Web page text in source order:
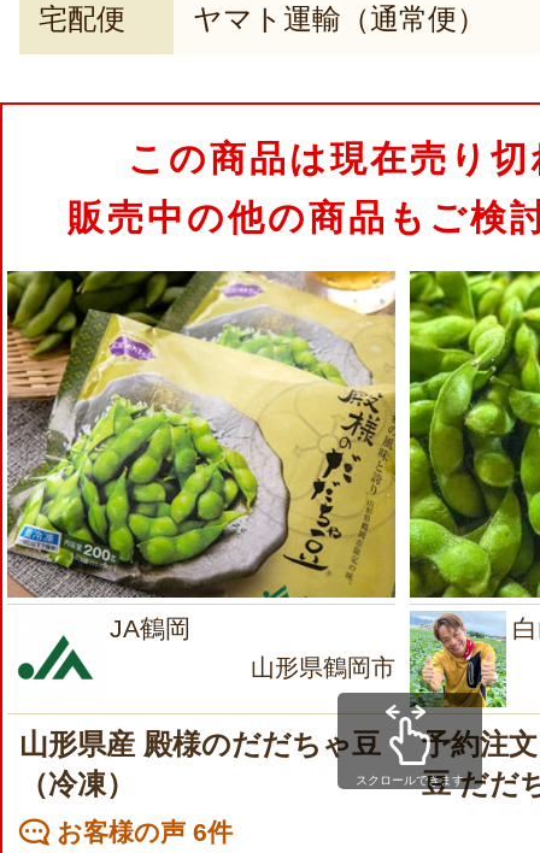
宅配便 ヤマト運輸（通常便）
この商品は現在売り
販売中の他の商品もご検
JA鶴岡
山形県鶴岡市
山形県産 殿様のだだちゃ豆
（冷凍）
お客様の声 6件
予約注
豆 だだ
スクロールできます